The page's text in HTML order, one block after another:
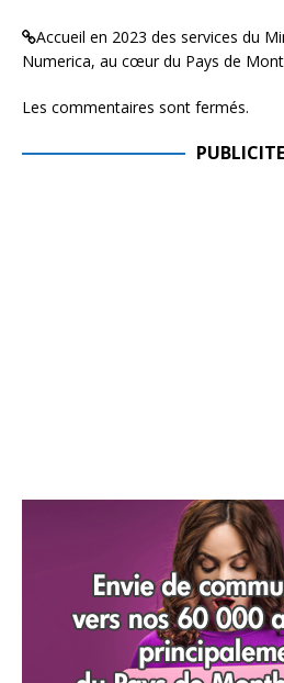
Accueil en 2023 des services du
Numerica, au cœur du Pays de
Les commentaires sont fermés.